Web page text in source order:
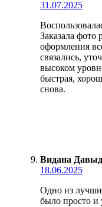
31.07.2025
Заказала фото
оформления
связались,
высоком
быстрая,
снова.
Видана
18.06.2025
Одно из
было просто и